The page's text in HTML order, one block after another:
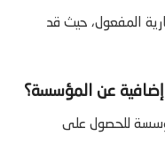
المفعول، حيث قد
عن المؤسسة؟
للحصول على